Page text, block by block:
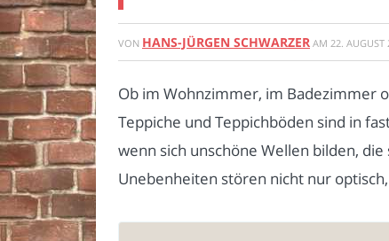
VON HANS-JÜRGEN SCHWARZER AM 22. AUGUST
Ob im Wohnzimmer, im Badezimmer
Teppiche und Teppichböden sind in
wenn sich unschöne Wellen bilden,
Unebenheiten stören nicht nur